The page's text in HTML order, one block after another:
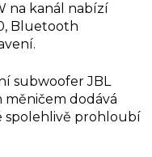
na kanál nabízí
Bluetooth
subwoofer JBL
měničem dodává
spolehlivě prohloubí